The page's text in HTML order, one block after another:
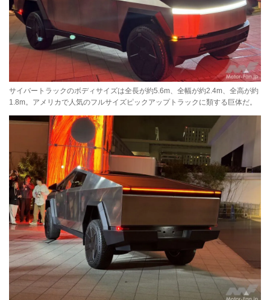
サイバートラックのボディサイズは全長が約5.6m、全幅が約2.4m、全高が約
1.8m。アメリカで人気のフルサイズピックアップトラックに類する巨体だ。